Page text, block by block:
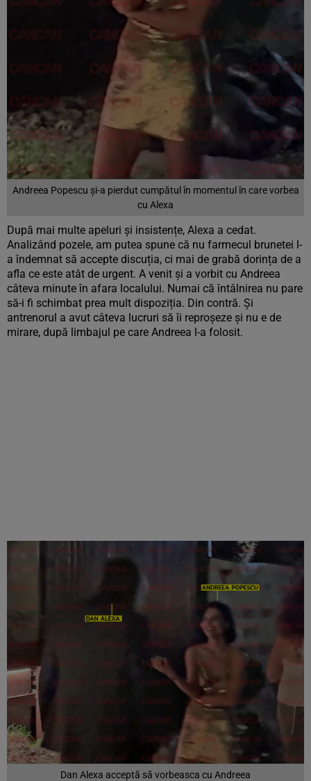
Andreea Popescu și-a pierdut cumpătul în momentul în care vorbea
cu Alexa
După mai multe apeluri și insistențe, Alexa a cedat.
Analizând pozele, am putea spune că nu farmecul brunetei l-
a îndemnat să accepte discuția, ci mai de grabă dorința de a
afla ce este atât de urgent. A venit și a vorbit cu Andreea
câteva minute în afara localului. Numai că întâlnirea nu pare
să-i fi schimbat prea mult dispoziția. Din contră. Și
antrenorul a avut câteva lucruri să îi reproșeze și nu e de
mirare, după limbajul pe care Andreea l-a folosit.
Dan Alexa acceptă să vorbeasca cu Andreea